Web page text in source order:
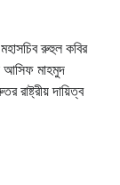
রুহুল কবির
আসিফ মাহমুদ
দায়িত্ব